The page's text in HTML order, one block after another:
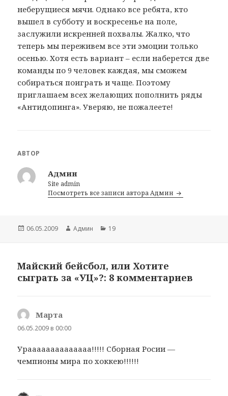
неберущиеся мячи. Однако все ребята, кто
вышел в субботу и воскресенье на поле,
заслужили искренней похвалы. Жалко, что
теперь мы переживем все эти эмоции только
осенью. Хотя есть вариант – если наберется две
команды по 9 человек каждая, мы сможем
собираться поиграть и чаще. Поэтому
приглашаем всех желающих пополнить ряды
«Антидопинга». Уверяю, не пожалеете!
АВТОР
Админ
Site admin
Посмотреть все записи автора Админ
Опубликовано
06.05.2009 Автор
Админ Рубрики
19
Майский бейсбол, или Хотите
сыграть за «УЦ»?: 8 комментариев
Марта
06.05.2009 в 00:00
Ураааааааааааааа!!!!! Сборная Росии —
чемпионы мира по хоккею!!!!!!